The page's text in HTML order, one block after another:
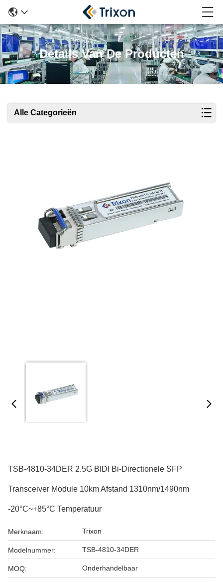
Details Van De Producten
Alle Categorieën
TSB-4810-34DER 2.5G BIDI Bi-Directionele SFP
Transceiver Module 10km Afstand 1310nm/1490nm
-20°C~+85°C Temperatuur
Merknaam: Trixon
Modelnummer: TSB-4810-34DER
MOQ: Onderhandelbaar